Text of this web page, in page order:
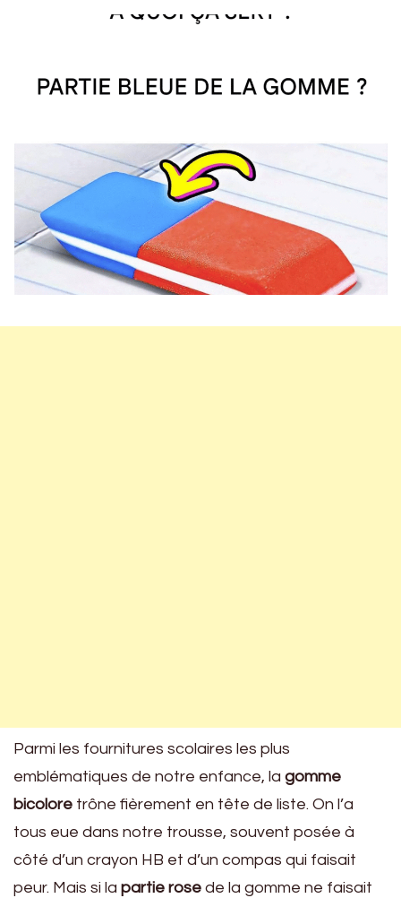
Parmi les fournitures scolaires les plus
emblématiques de notre enfance, la gomme
bicolore trône fièrement en tête de liste. On l’a
tous eue dans notre trousse, souvent posée à
côté d’un crayon HB et d’un compas qui faisait
peur. Mais si la partie rose de la gomme ne faisait